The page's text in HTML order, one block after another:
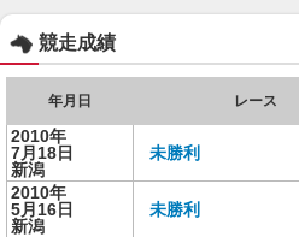
競走成績
年月日 レース
2010年
7月18日
新潟
未勝利
2010年
5月16日
新潟
未勝利